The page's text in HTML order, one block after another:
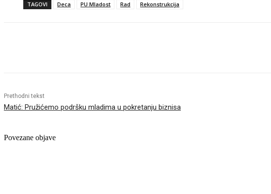
TAGOVI Deca PU Mladost Rad Rekonstrukcija
Prethodni tekst
Matić: Pružićemo podršku mladima u pokretanju biznisa
Povezane objave